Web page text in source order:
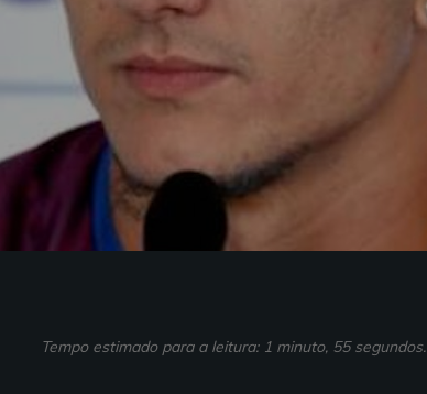
Tempo estimado para a leitura: 1 minuto, 55 segundos.